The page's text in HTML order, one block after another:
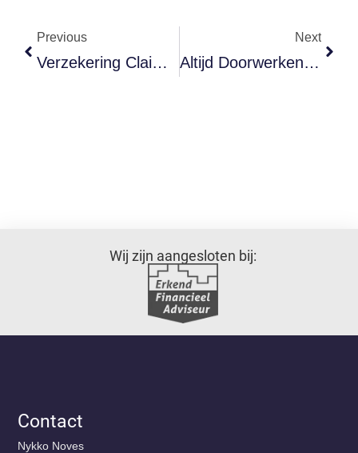
Previous
Verzekering Claim Afgewezen? Zo Voorkom Je Gedoe
Next
Altijd Doorwerken Als Zzp’er? Dit Kost Het Je Echt Op De Lange Termijn
Wij zijn aangesloten bij:
Contact
Nykko Noves